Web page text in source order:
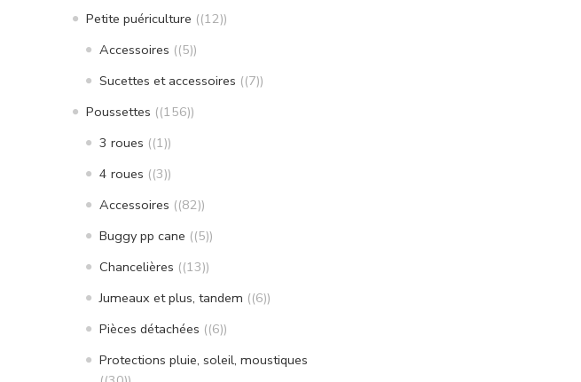
Petite puériculture (12)
Accessoires (5)
Sucettes et accessoires (7)
Poussettes (156)
3 roues (1)
4 roues (3)
Accessoires (82)
Buggy pp cane (5)
Chancelières (13)
Jumeaux et plus, tandem (6)
Pièces détachées (6)
Protections pluie, soleil, moustiques